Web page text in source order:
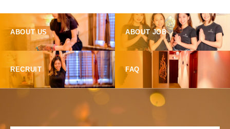
ABOUT US ABOUT JOB
RECRUIT FAQ